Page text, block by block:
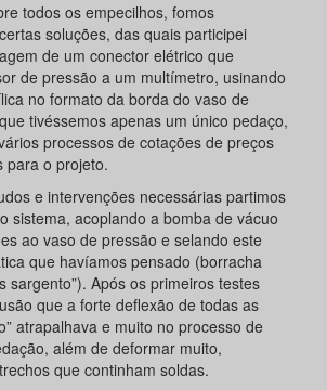
todos os empecilhos, fomos
soluções, das quais participei
de um conector elétrico que
de pressão a um multímetro, usinando
no formato da borda do vaso de
tivéssemos apenas um único pedaço,
processos de cotações de preços
para o projeto.
e intervenções necessárias partimos
sistema, acoplando a bomba de vácuo
ao vaso de pressão e selando este
que havíamos pensado (borracha
sargento”). Após os primeiros testes
que a forte deflexão de todas as
atrapalhava e muito no processo de
além de deformar muito,
que continham soldas.